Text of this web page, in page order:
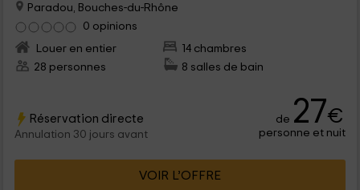
Paradou, Bouches-du-Rhône
0 opinions
Louer en entier
14 chambres
28 personnes
8 salles de bain
Réservation directe
Annulation 30 jours avant
de 27€
personne et nuit
VOIR L’OFFRE